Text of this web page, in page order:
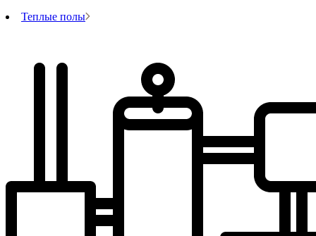
Теплые полы